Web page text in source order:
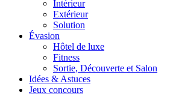
Intérieur
Extérieur
Solution
Évasion
Hôtel de luxe
Fitness
Sortie, Découverte et Salon
Idées & Astuces
Jeux concours